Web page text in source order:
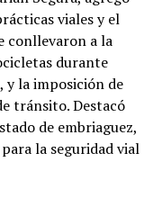
viales y el
conllevaron a la
durante
y la imposición de
tránsito. Destacó
de embriaguez,
la seguridad vial